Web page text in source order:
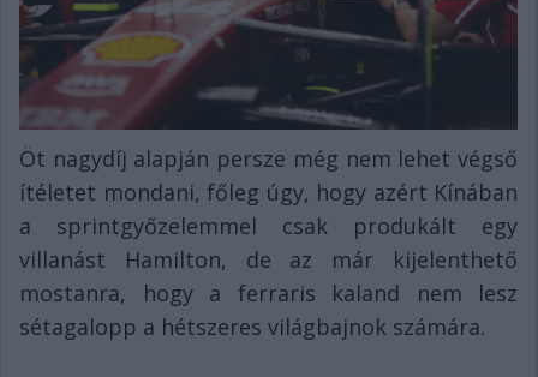
Öt nagydíj alapján persze még nem lehet végső
ítéletet mondani, főleg úgy, hogy azért Kínában
a sprintgyőzelemmel csak produkált egy
villanást Hamilton, de az már kijelenthető
mostanra, hogy a ferraris kaland nem lesz
sétagalopp a hétszeres világbajnok számára.